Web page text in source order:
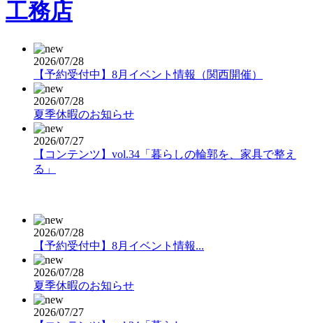
2026/07/28
【予約受付中】8月イベント情報（関西開催）
2026/07/28
夏季休暇のお知らせ
2026/07/27
【コンテンツ】vol.34「暮らしの輪郭を、家具で整え
る」
2026/07/28
【予約受付中】8月イベント情報...
2026/07/28
夏季休暇のお知らせ
2026/07/27